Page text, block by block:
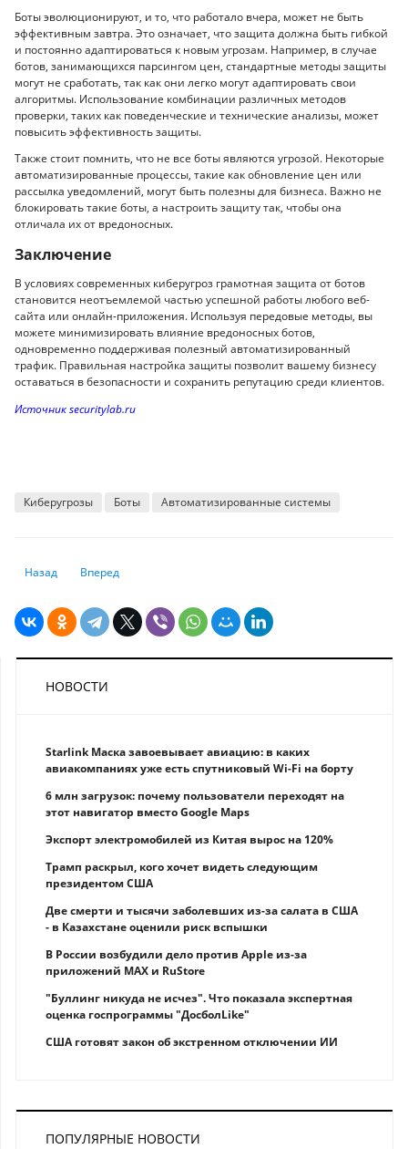
Боты эволюционируют, и то, что работало вчера, может не быть
эффективным завтра. Это означает, что защита должна быть гибкой
и постоянно адаптироваться к новым угрозам. Например, в случае
ботов, занимающихся парсингом цен, стандартные методы защиты
могут не сработать, так как они легко могут адаптировать свои
алгоритмы. Использование комбинации различных методов
проверки, таких как поведенческие и технические анализы, может
повысить эффективность защиты.
Также стоит помнить, что не все боты являются угрозой. Некоторые
автоматизированные процессы, такие как обновление цен или
рассылка уведомлений, могут быть полезны для бизнеса. Важно не
блокировать такие боты, а настроить защиту так, чтобы она
отличала их от вредоносных.
Заключение
В условиях современных киберугроз грамотная защита от ботов
становится неотъемлемой частью успешной работы любого веб-
сайта или онлайн-приложения. Используя передовые методы, вы
можете минимизировать влияние вредоносных ботов,
одновременно поддерживая полезный автоматизированный
трафик. Правильная настройка защиты позволит вашему бизнесу
оставаться в безопасности и сохранить репутацию среди клиентов.
Источник securitylab.ru
Киберугрозы Боты Автоматизированные системы
Предыдущий: Безопасность в каждом коде: Google задаёт новый
Назад Следующий: Прокачайте свой смартфон: 5 скрытых
Вперед
НОВОСТИ
Starlink Маска завоевывает авиацию: в каких
авиакомпаниях уже есть спутниковый Wi-Fi на борту
6 млн загрузок: почему пользователи переходят на
этот навигатор вместо Google Maps
Экспорт электромобилей из Китая вырос на 120%
Трамп раскрыл, кого хочет видеть следующим
президентом США
Две смерти и тысячи заболевших из-за салата в США
- в Казахстане оценили риск вспышки
В России возбудили дело против Apple из-за
приложений MAX и RuStore
"Буллинг никуда не исчез". Что показала экспертная
оценка госпрограммы "ДосболLike"
США готовят закон об экстренном отключении ИИ
ПОПУЛЯРНЫЕ НОВОСТИ